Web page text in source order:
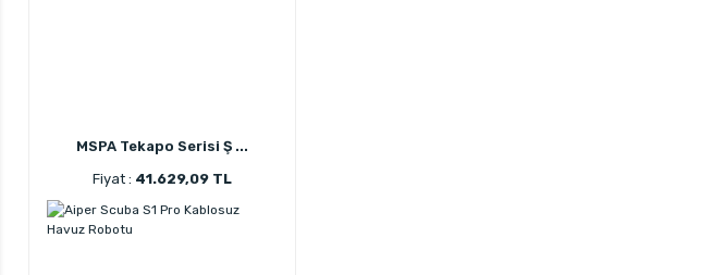
MSPA Tekapo Serisi Ş ...
Fiyat : 41.629,09 TL